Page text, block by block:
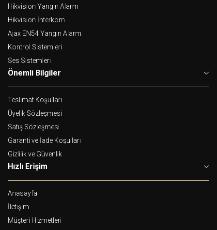
Hikvision Yangın Alarm
Hikvision İnterkom
Ajax EN54 Yangın Alarm
Kontrol Sistemleri
Ses Sistemleri
Önemli Bilgiler
Teslimat Koşulları
Üyelik Sözleşmesi
Satış Sözleşmesi
Garanti ve İade Koşulları
Gizlilik ve Güvenlik
Hızlı Erişim
Anasayfa
İletişim
Müşteri Hizmetleri